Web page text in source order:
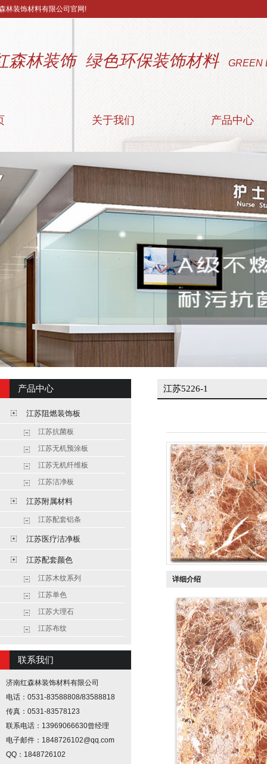
林装饰材料有限公司官网!
森林装饰 绿色环保装饰材料 GREEN
关于我们
联系我们
产品中心
江苏医疗洁净板
江苏配套颜色
产品中心
江苏阻燃装饰板
江苏抗菌板
江苏无机预涂板
江苏无机纤维板
江苏洁净板
江苏附属材料
江苏配套铝条
江苏医疗洁净板
江苏配套颜色
江苏木纹系列
江苏单色
江苏大理石
江苏布纹
联系我们
济南红森林装饰材料有限公司
电话：0531-83588808/83588818
传真：0531-83578123
联系电话：13969066630曾经理
电子邮件：1848726102@qq.com
QQ：1848726102
江苏5226-1
详细介绍